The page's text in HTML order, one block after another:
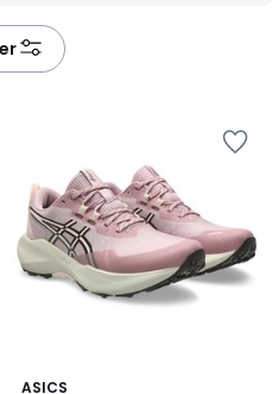
ASICS
4,9
2